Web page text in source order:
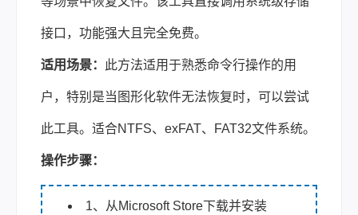
接口，功能强大且完全免费。
适用场景： 此方法适用于熟悉命令行操作的用
户，特别是当图形化软件无法恢复时，可以尝试
此工具。适合NTFS、exFAT、FAT32文件系统。
操作步骤：
1、从Microsoft Store下载并安装